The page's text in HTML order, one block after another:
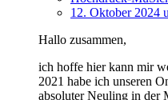
12. Oktober 2024
Hallo zusammen,
ich hoffe hier kann mir
2021 habe ich unseren
absoluter Neuling in der